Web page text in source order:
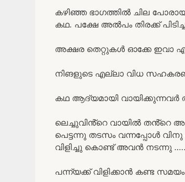
കഴിഞ്ഞ ഭാഗത്തിൽ ചില
കഥ. പക്ഷേ അൽപം തിരക്ക്
അക്ഷര തെറ്റുകൾ ഓക്കേ ഇവാ
നിങളുടെ എല്ലാ വിധ
കഥ ആദ്യമായി വായിക്കുന്നവർ
ലെച്ചുവിൻ്റെ വായിൽ തൻ്റെ
പെട്ടന്നു തടസം വന്നപ്പോൾ
വിളിച്ചു കൊണ്ട് അവൻ നടന്നു …..
പന്ന്യക്ക് വിളിക്കാൻ കണ്ട